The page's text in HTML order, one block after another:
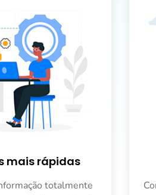
mais rápidas
totalmente